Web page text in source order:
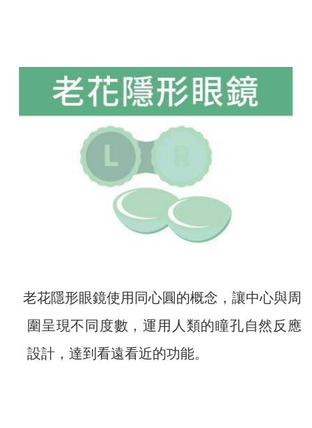
老花隱形眼鏡使用同心圓的概念，讓中心與周
圍呈現不同度數，運用人類的瞳孔自然反應
設計，達到看遠看近的功能。